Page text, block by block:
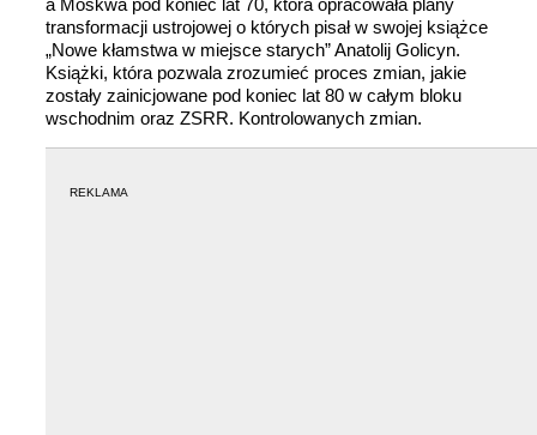
transformacji ustrojowej o których pisał w swojej książce
„Nowe kłamstwa w miejsce starych” Anatolij Golicyn.
Książki, która pozwala zrozumieć proces zmian, jakie
zostały zainicjowane pod koniec lat 80 w całym bloku
wschodnim oraz ZSRR. Kontrolowanych zmian.
REKLAMA